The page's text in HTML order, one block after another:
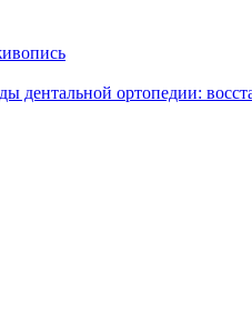
дентальной ортопедии: